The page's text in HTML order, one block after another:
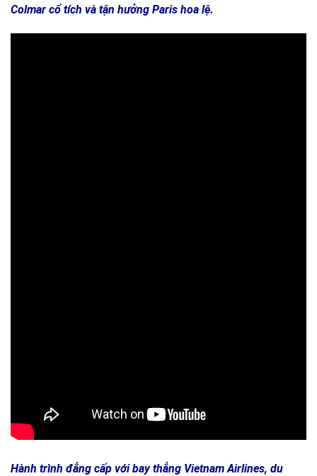
Colmar cổ tích và tận hưởng Paris hoa lệ.
Hành trình đẳng cấp với bay thẳng Vietnam Airlines, du